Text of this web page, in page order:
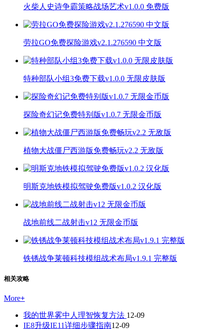
火柴人史诗争霸策略战场艺术v1.0.0 免费版
劳拉GO免费探险游戏v2.1.276590 中文版
特种部队小组3免费下载v1.0.0 无限皮肤版
探险奇幻记免费特别版v1.0.7 无限金币版
植物大战僵尸西游版免费畅玩v2.2 无敌版
明斯克地铁模拟驾驶免费版v1.0.2 汉化版
战地前线二战射击v12 无限金币版
铁锈战争莱顿科技模组战术布局v1.9.1 完整版
相关攻略
More+
我的世界雾中人理智恢复方法 12-09
IE8升级IE11详细步骤指南12-09